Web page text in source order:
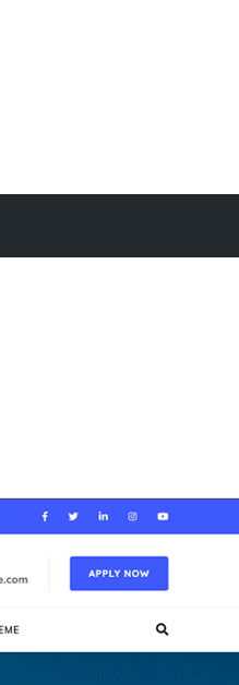
বাণিজ্যিক থিম
commercial upgrades or support.